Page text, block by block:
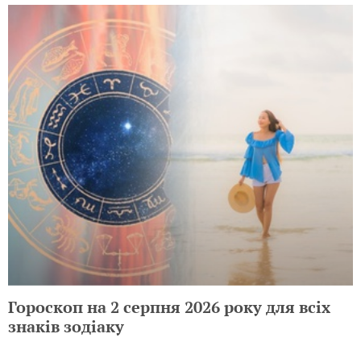
Гороскоп на 2 серпня 2026 року для всіх
знаків зодіаку